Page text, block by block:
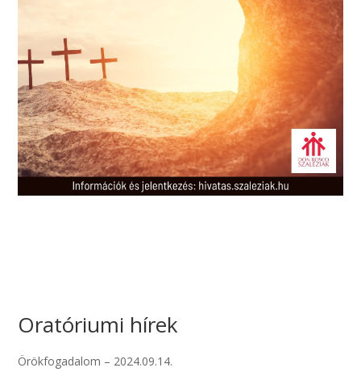
Oratóriumi hírek
Örökfogadalom – 2024.09.14.